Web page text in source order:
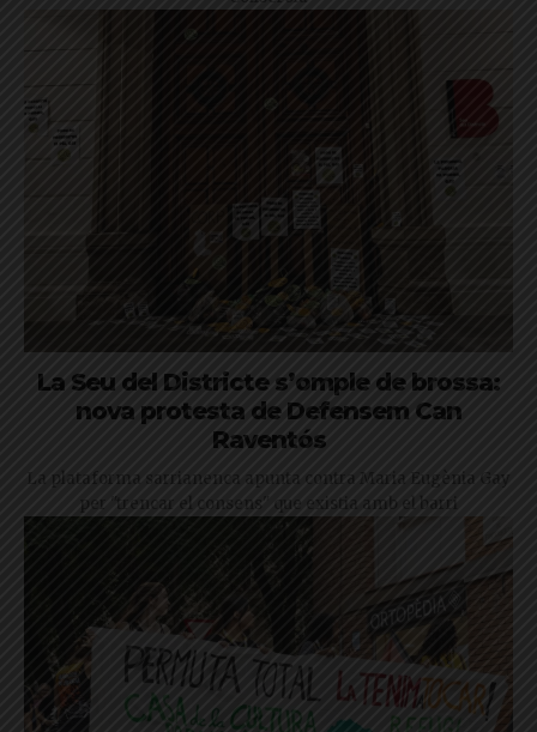
La Seu del Districte s’omple de brossa:
nova protesta de Defensem Can
Raventós
La plataforma sarrianenca apunta contra Maria Eugènia Gay
per "trencar el consens" que existia amb el barri